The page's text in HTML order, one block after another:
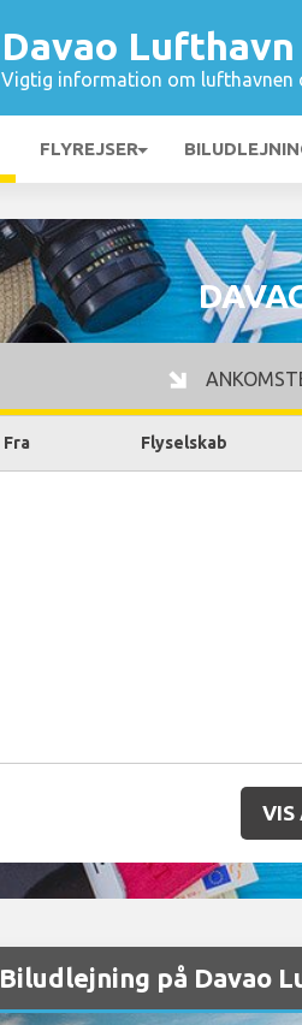
Davao Lufthavn
Vigtig information om lufthavnen
FLYREJSER
Fra Flyselskab
VIS
Biludlejning på Davao